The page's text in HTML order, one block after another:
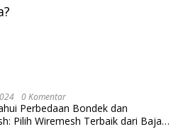
0 Komentar
Perbedaan Bondek dan
Pilih Wiremesh Terbaik dari Baja